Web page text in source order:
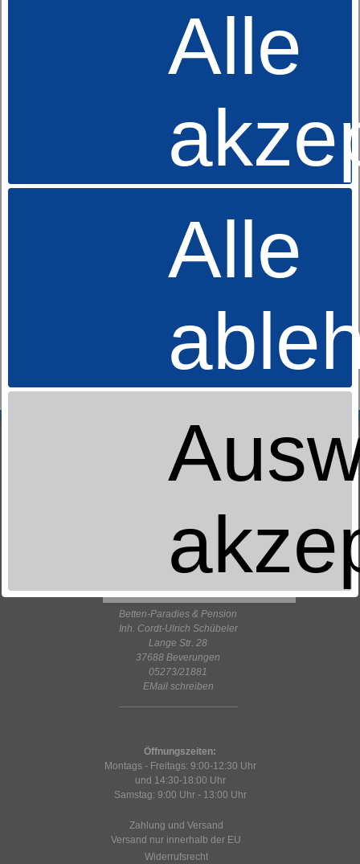
dormabell Nuvolux TS
Betten-Paradies & Pension
Inh. Cordt-Ulrich Schübeler
Lange Str. 28
37688 Beverungen
05273/21881
EMail schreiben
Öffnungszeiten:
Montags - Freitags: 9:00-12:30 Uhr
und 14:30-18:00 Uhr
Samstag: 9:00 Uhr - 13:00 Uhr
Zahlung und Versand
Versand nur innerhalb der EU
Widerrufsrecht
Alle
Alle